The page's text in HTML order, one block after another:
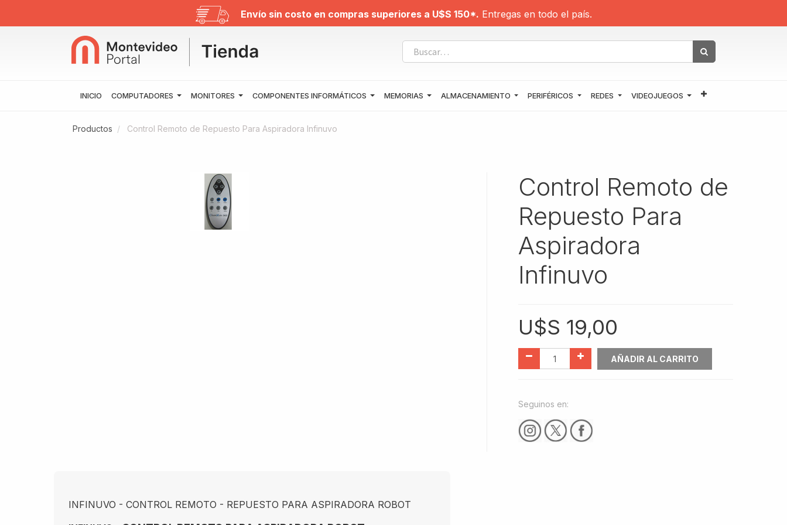
Envío sin costo en compras superiores a U$S 150*. Entregas en todo el país.
INICIO COMPUTADORES MONITORES COMPONENTES INFORMÁTICOS MEMORIAS ALMACENAMIENTO PERIFÉRICOS REDES VIDEOJUEGOS
Productos Control Remoto de Repuesto Para Aspiradora Infinuvo
Control Remoto de
Repuesto Para
Aspiradora
Infinuvo
U$S 19,00
AÑADIR AL CARRITO
Seguinos en:
INFINUVO - CONTROL REMOTO - REPUESTO PARA ASPIRADORA ROBOT